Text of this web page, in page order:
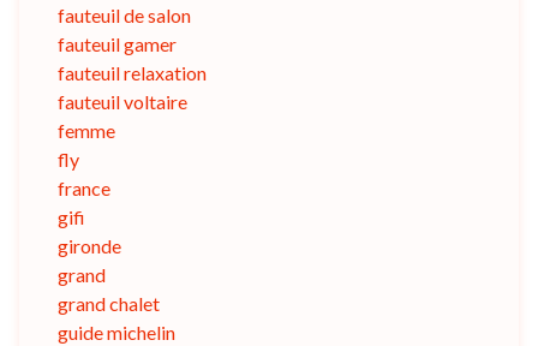
fauteuil de salon
fauteuil gamer
fauteuil relaxation
fauteuil voltaire
femme
fly
france
gifi
gironde
grand
grand chalet
guide michelin